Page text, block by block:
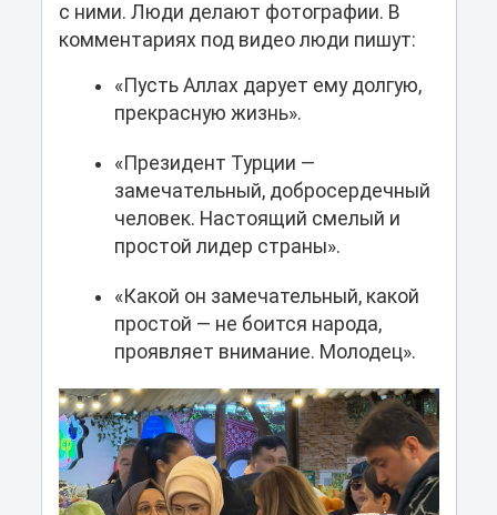
с ними. Люди делают фотографии. В
комментариях под видео люди пишут:
«Пусть Аллах дарует ему долгую,
прекрасную жизнь».
«Президент Турции —
замечательный, добросердечный
человек. Настоящий смелый и
простой лидер страны».
«Какой он замечательный, какой
простой — не боится народа,
проявляет внимание. Молодец».